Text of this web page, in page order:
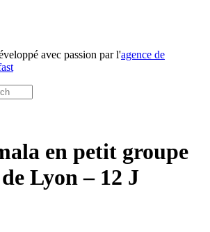
avec passion par l'agence de
en petit groupe
Lyon – 12 J